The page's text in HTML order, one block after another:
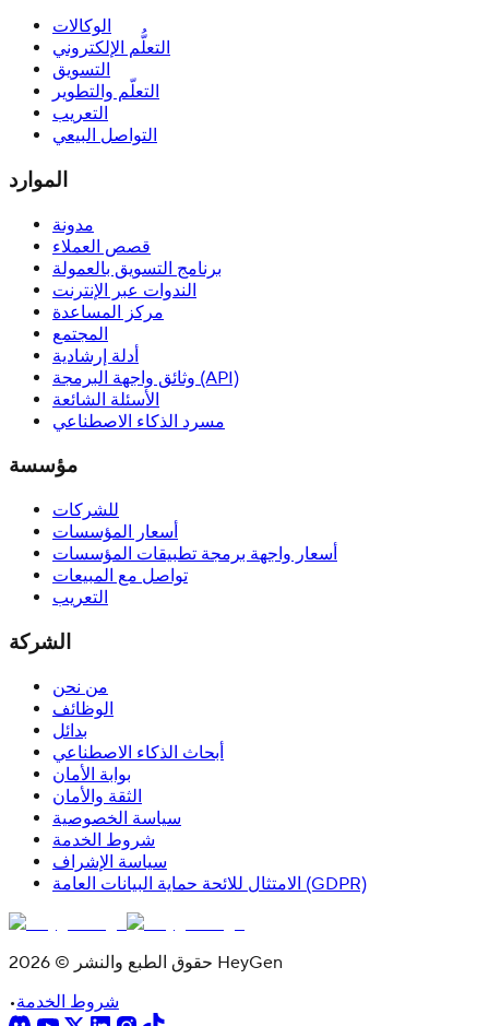
الوكالات
التعلُّم الإلكتروني
التسويق
التعلّم والتطوير
التعريب
التواصل البيعي
الموارد
مدونة
قصص العملاء
برنامج التسويق بالعمولة
الندوات عبر الإنترنت
مركز المساعدة
المجتمع
أدلة إرشادية
وثائق واجهة البرمجة (API)
الأسئلة الشائعة
مسرد الذكاء الاصطناعي
مؤسسة
للشركات
أسعار المؤسسات
أسعار واجهة برمجة تطبيقات المؤسسات
تواصل مع المبيعات
التعريب
الشركة
من نحن
الوظائف
بدائل
أبحاث الذكاء الاصطناعي
بوابة الأمان
الثقة والأمان
سياسة الخصوصية
شروط الخدمة
سياسة الإشراف
الامتثال للائحة حماية البيانات العامة (GDPR)
حقوق الطبع والنشر © 2026 HeyGen
•شروط الخدمة